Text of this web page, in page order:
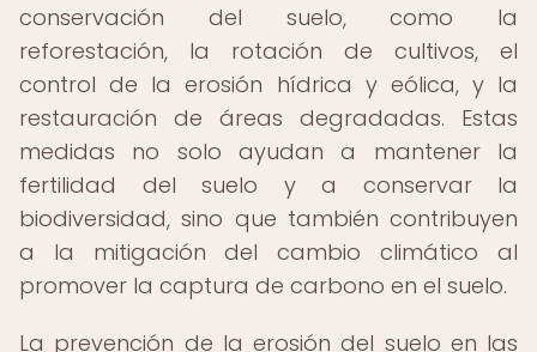
conservación del suelo, como la
reforestación, la rotación de cultivos, el
control de la erosión hídrica y eólica, y la
restauración de áreas degradadas. Estas
medidas no solo ayudan a mantener la
fertilidad del suelo y a conservar la
biodiversidad, sino que también contribuyen
a la mitigación del cambio climático al
promover la captura de carbono en el suelo.
La prevención de la erosión del suelo en las